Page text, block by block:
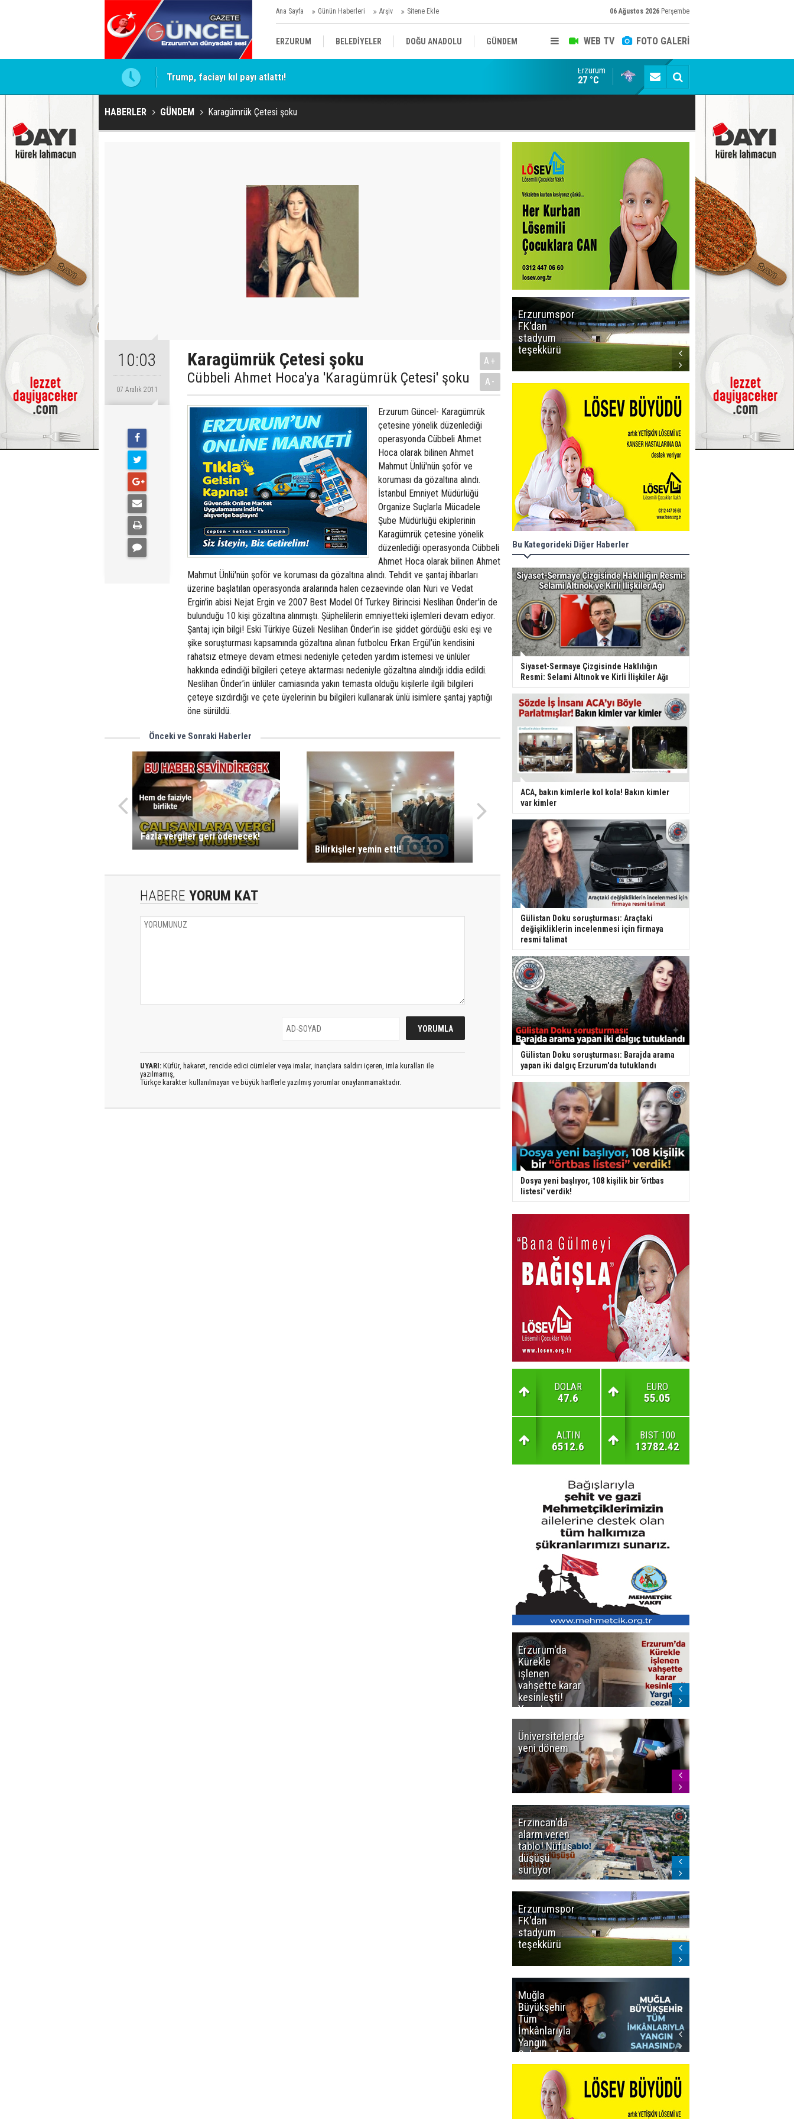
Ana Sayfa Günün Haberleri Arşiv Sitene Ekle 06 Ağustos 2026 Perşembe
WEB TV FOTO GALERİ
ERZURUM BELEDİYELER DOĞU ANADOLU GÜNDEM
KÜLTÜR/SANAT//MAĞAZİN
Trump, faciayı kıl payı atlattı! Erzurum'da Kürekle işlenen vahşette karar
Erzurum
27 °C
HABERLER GÜNDEM Karagümrük Çetesi şoku
10:03
07 Aralık 2011
Karagümrük Çetesi şoku
Cübbeli Ahmet Hoca'ya 'Karagümrük Çetesi' şoku
A+
A-
Erzurum Güncel- Karagümrük
çetesine yönelik düzenlediği
operasyonda Cübbeli Ahmet
Hoca olarak bilinen Ahmet
Mahmut Ünlü'nün şoför ve
koruması da gözaltına alındı.
İstanbul Emniyet Müdürlüğü
Organize Suçlarla Mücadele
Şube Müdürlüğü ekiplerinin
Karagümrük çetesine yönelik
düzenlediği operasyonda Cübbeli
Ahmet Hoca olarak bilinen Ahmet
Mahmut Ünlü'nün şoför ve koruması da gözaltına alındı. Tehdit ve şantaj ihbarları
üzerine başlatılan operasyonda aralarında halen cezaevinde olan Nuri ve Vedat
Ergin'in abisi Nejat Ergin ve 2007 Best Model Of Turkey Birincisi Neslihan Önder'in de
bulunduğu 10 kişi gözaltına alınmıştı. Şüphelilerin emniyetteki işlemleri devam ediyor.
Şantaj için bilgi! Eski Türkiye Güzeli Neslihan Önder’in ise şiddet gördüğü eski eşi ve
şike soruşturması kapsamında gözaltına alınan futbolcu Erkan Ergül’ün kendisini
rahatsız etmeye devam etmesi nedeniyle çeteden yardım istemesi ve ünlüler
hakkında edindiği bilgileri çeteye aktarması nedeniyle gözaltına alındığı iddia edildi.
Neslihan Önder’in ünlüler camiasında yakın temasta olduğu kişilerle ilgili bilgileri
çeteye sızdırdığı ve çete üyelerinin bu bilgileri kullanarak ünlü isimlere şantaj yaptığı
öne sürüldü.
Önceki ve Sonraki Haberler
Fazla vergiler geri ödenecek!
Bilirkişiler yemin etti!
HABERE YORUM KAT
UYARI: Küfür, hakaret, rencide edici cümleler veya imalar, inançlara saldırı içeren, imla kuralları ile
yazılmamış,
Türkçe karakter kullanılmayan ve büyük harflerle yazılmış yorumlar onaylanmamaktadır.
Erzurumspor
FK'dan
stadyum
teşekkürü
Belediye
Başkanı servet
değerinde
Salah forması
aldı
Bu Kategorideki Diğer Haberler
Siyaset-Sermaye Çizgisinde Haklılığın
Resmi: Selami Altınok ve Kirli İlişkiler Ağı
ACA, bakın kimlerle kol kola! Bakın kimler
var kimler
Gülistan Doku soruşturması: Araçtaki
değişikliklerin incelenmesi için firmaya
resmi talimat
Gülistan Doku soruşturması: Barajda arama
yapan iki dalgıç Erzurum'da tutuklandı
Dosya yeni başlıyor, 108 kişilik bir 'örtbas
listesi' verdik!
DOLAR
47.6
EURO
55.05
ALTIN
6512.6
BIST 100
13782.42
Erzurum'da
Kürekle
işlenen
vahşette karar
kesinleşti!
Yargıtay
cezaları onadı
Üniversitelerde
yeni dönem
Erzincan'da
alarm veren
tablo! Nüfus
düşüşü
sürüyor
Erzurumspor
FK'dan
stadyum
teşekkürü
Muğla
Büyükşehir
Tüm
İmkânlarıyla
Yangın
Sahasında